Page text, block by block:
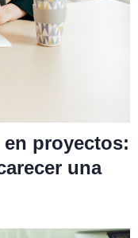
proyectos:
una